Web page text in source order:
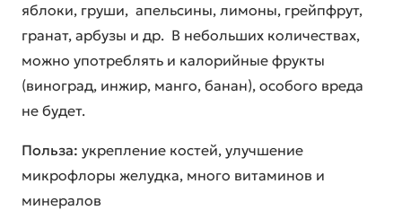
яблоки, груши, апельсины, лимоны, грейпфрут,
гранат, арбузы и др. В небольших количествах,
можно употреблять и калорийные фрукты
(виноград, инжир, манго, банан), особого вреда
не будет.
Польза: укрепление костей, улучшение
микрофлоры желудка, много витаминов и
минералов